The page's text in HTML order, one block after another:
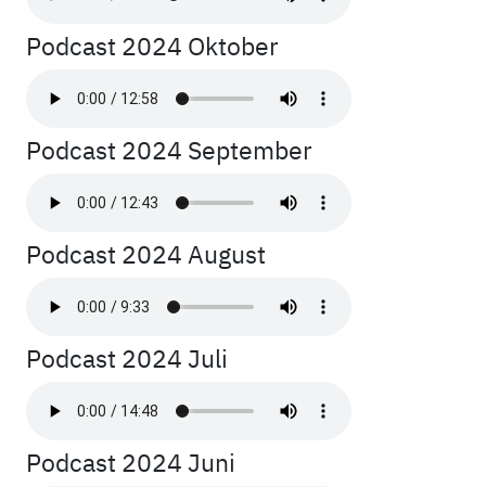
Podcast 2024 Oktober
Podcast 2024 September
Podcast 2024 August
Podcast 2024 Juli
Podcast 2024 Juni